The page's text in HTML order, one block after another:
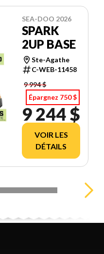
SEA-DOO 2026
SPARK
2UP BASE
Ste-Agathe
C-WEB-11458
9 994 $
Épargnez 750 $
9 244 $
VOIR LES
DÉTAILS